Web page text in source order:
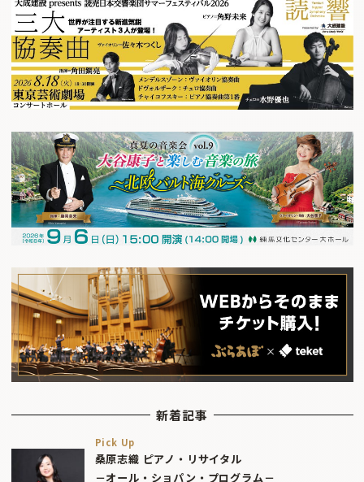
新着記事
Pick Up
桑原志織 ピアノ・リサイタル
－オール・ショパン・プログラム－